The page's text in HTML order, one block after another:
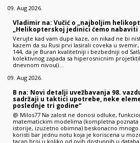
09. Aug 2026.
Vladimir na: Vučić o „najboljim
„Helikopterskoj jedinici ćemo nabaviti i
Verujte kad vam dupe kaze, on nikad ne bi
kazem da su Rusi prvi lasirali coveka u
144, da je Buran kvalitetniji i bezbedniji od
kolektivnog zapada sa hiperosnicnim
dnevnom nivou(i…
09. Aug 2026.
B na: Novi detalji uvežbavanja 98.
sadržaji u taktici upotrebe, neke
poslednje tri godine“
@ Milos77 Na zalost ne donosi odluke,
matematickim modelima (kompletna
istorije, izuzetno obimna) beskonacno
koristi bar jednu notu koja je koriscena u
tacan broj u koliko od ovih dostupnih u